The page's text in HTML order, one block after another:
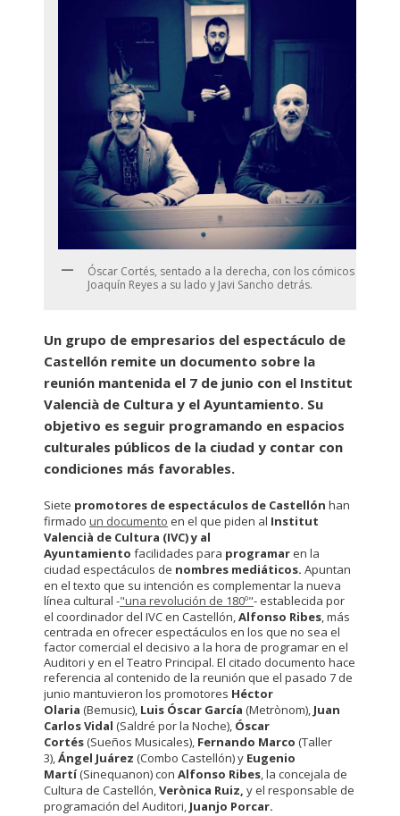
Óscar Cortés, sentado a la derecha, con los cómicos
Joaquín Reyes a su lado y Javi Sancho detrás.
Un grupo de empresarios del espectáculo de
Castellón remite un documento sobre la
reunión mantenida el 7 de junio con el Institut
Valencià de Cultura y el Ayuntamiento. Su
objetivo es seguir programando en espacios
culturales públicos de la ciudad y contar con
condiciones más favorables.
Siete promotores de espectáculos de Castellón han
firmado un documento en el que piden al Institut
Valencià de Cultura (IVC) y al
Ayuntamiento facilidades para programar en la
ciudad espectáculos de nombres mediáticos. Apuntan
en el texto que su intención es complementar la nueva
línea cultural -"una revolución de 180º"- establecida por
el coordinador del IVC en Castellón,Alfonso Ribes, más
centrada en ofrecer espectáculos en los que no sea el
factor comercial el decisivo a la hora de programar en el
Auditori y en el Teatro Principal. El citado documento hace
referencia al contenido de la reunión que el pasado 7 de
junio mantuvieron los promotores Héctor
Olaria (Bemusic), Luis Óscar García (Metrònom), Juan
Carlos Vidal (Saldré por la Noche), Óscar
Cortés (Sueños Musicales), Fernando Marco (Taller
3),Ángel Juárez (Combo Castellón) y Eugenio
Martí(Sinequanon) con Alfonso Ribes, la concejala de
Cultura de Castellón,Verònica Ruiz, y el responsable de
programación del Auditori, Juanjo Porcar.